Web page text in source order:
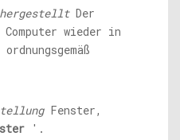
Der
wieder in
Fenster,
'.